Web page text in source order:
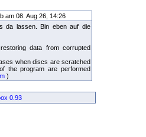
am 08. Aug 26, 14:26
da lassen. Bin eben auf die
data from corrupted
when discs are scratched
the program are performed
)
0.93